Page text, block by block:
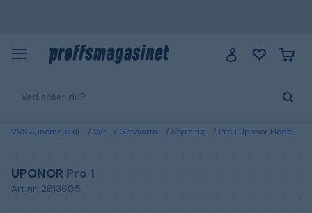
VVS & inomhusklimat Värme Golvvärme vatten Styrning & reglering Pro 1 Uponor Flödesmätare graderad upp till 4 l/m
UPONOR Pro 1
Art.nr: 2813605